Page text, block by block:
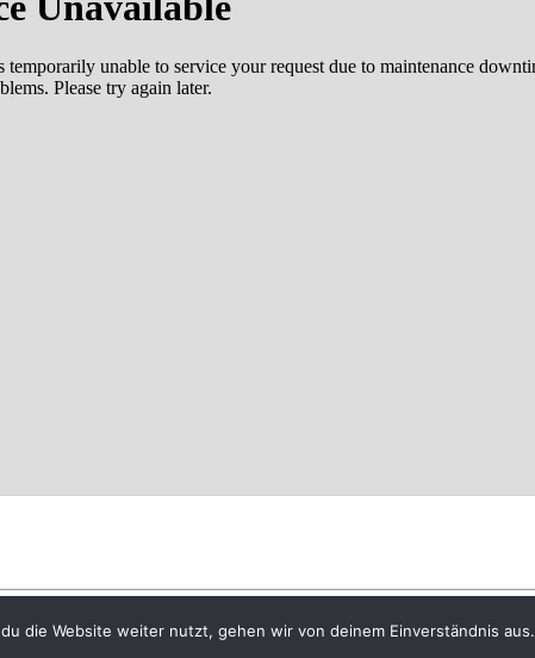
vonWordPress
die Website weiter nutzt, gehen wir von deinem Einverständnis aus.